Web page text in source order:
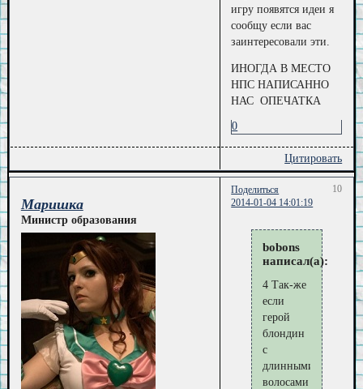
игру появятся идеи я
сообщу если вас
заинтересовали эти.
ИНОГДА В МЕСТО
НПС НАПИСАННО
НАС ОПЕЧАТКА
0
Цитировать
Поделиться
10
2014-01-04 14:01:19
Маришка
Министр образования
bobons
написал(а):
4 Так-же
если
герой
блондин
с
длинными
волосами